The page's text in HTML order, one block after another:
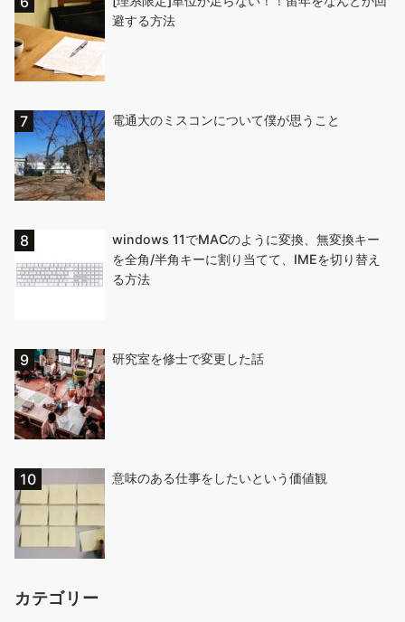
避する方法
電通大のミスコンについて僕が思うこと
windows 11でMACのように変換、無変換キー
を全角/半角キーに割り当てて、IMEを切り替え
る方法
研究室を修士で変更した話
意味のある仕事をしたいという価値観
カテゴリー